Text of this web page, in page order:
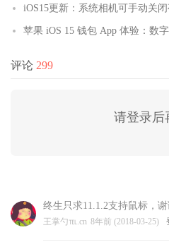
iOS15更新：系统相机可手动关
苹果 iOS 15 钱包 App 体验：数
评论 299
请登录后
终生只求11.1.2支持鼠标，
王掌勺℡.cn 8年前 (2018-03-25)